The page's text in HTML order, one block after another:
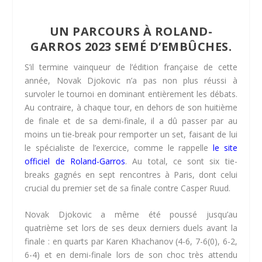
UN PARCOURS À ROLAND-
GARROS 2023 SEMÉ D’EMBÛCHES.
S’il termine vainqueur de l’édition française de cette
année, Novak Djokovic n’a pas non plus réussi à
survoler le tournoi en dominant entièrement les débats.
Au contraire, à chaque tour, en dehors de son huitième
de finale et de sa demi-finale, il a dû passer par au
moins un tie-break pour remporter un set, faisant de lui
le spécialiste de l’exercice, comme le rappelle le site
officiel de Roland-Garros. Au total, ce sont six tie-
breaks gagnés en sept rencontres à Paris, dont celui
crucial du premier set de sa finale contre Casper Ruud.
Novak Djokovic a même été poussé jusqu’au
quatrième set lors de ses deux derniers duels avant la
finale : en quarts par Karen Khachanov (4-6, 7-6(0), 6-2,
6-4) et en demi-finale lors de son choc très attendu